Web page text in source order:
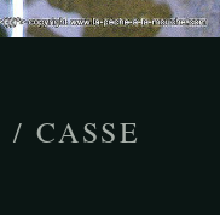
/ CASSE